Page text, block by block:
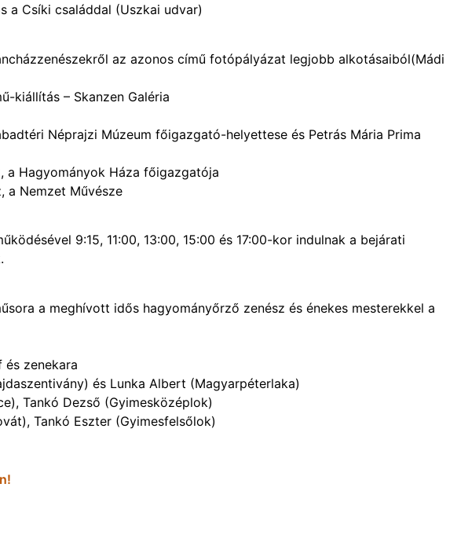
a Csíki családdal (Uszkai udvar)
az azonos című fotópályázat legjobb alkotásaiból(Mádi
kiállítás – Skanzen Galéria
Néprajzi Múzeum főigazgató-helyettese és Petrás Mária Prima
a Hagyományok Háza főigazgatója
a Nemzet Művésze
9:15, 11:00, 13:00, 15:00 és 17:00-kor indulnak a bejárati
a meghívott idős hagyományőrző zenész és énekes mesterekkel a
és zenekara
és Lunka Albert (Magyarpéterlaka)
Tankó Dezső (Gyimesközéplok)
Tankó Eszter (Gyimesfelsőlok)